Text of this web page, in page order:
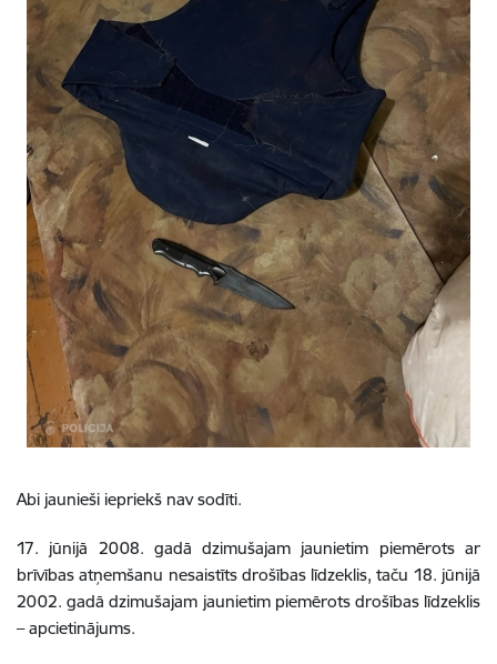
Abi jaunieši iepriekš nav sodīti.
17. jūnijā 2008. gadā dzimušajam jaunietim piemērots ar
brīvības atņemšanu nesaistīts drošības līdzeklis, taču 18. jūnijā
2002. gadā dzimušajam jaunietim piemērots drošības līdzeklis
– apcietinājums.